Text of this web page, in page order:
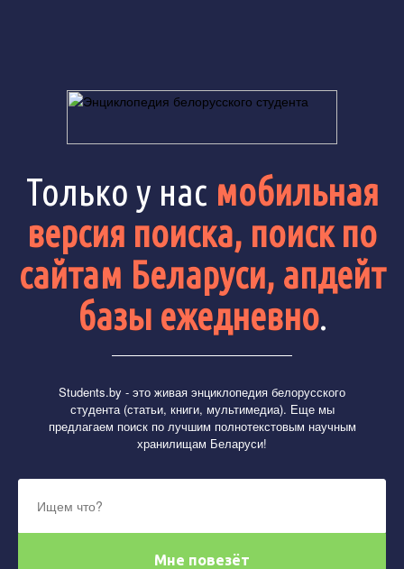
Только у нас мобильная
версия поиска, поиск по
сайтам Беларуси, апдейт
базы ежедневно.
Students.by - это живая энциклопедия белорусского
студента (статьи, книги, мультимедиа). Еще мы
предлагаем поиск по лучшим полнотекстовым научным
хранилищам Беларуси!